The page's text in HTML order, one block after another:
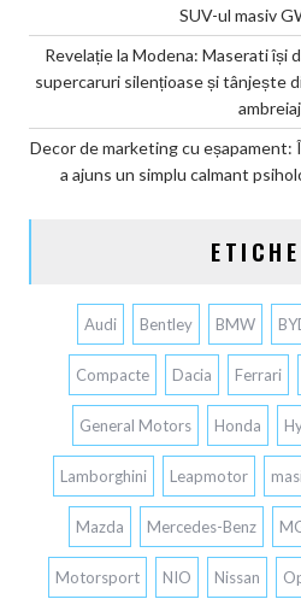
SUV-ul masiv
Revelație la Modena: Maserati își
supercaruri silențioase și tânjește
ambreiaj
Decor de marketing cu eșapament:
a ajuns un simplu calmant
Audi Bentley BMW
Compacte Dacia Ferrari
General Motors Honda
Lamborghini Leapmotor
Mazda Mercedes-Benz
Motorsport NIO Nissan